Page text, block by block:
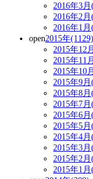
2016年3月
2016年2月
2016年1月
open2015年(1129)
2015年12
2015年11
2015年10
2015年9月
2015年8月
2015年7月
2015年6月
2015年5月
2015年4月
2015年3月
2015年2月
2015年1月